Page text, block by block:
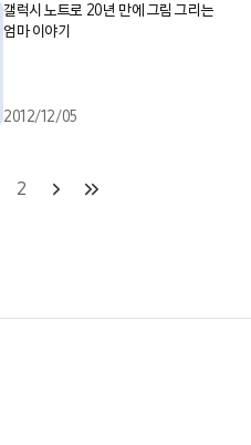
갤럭시 노트로 20년 만에 그림 그리는
엄마 이야기
2012/12/05
2